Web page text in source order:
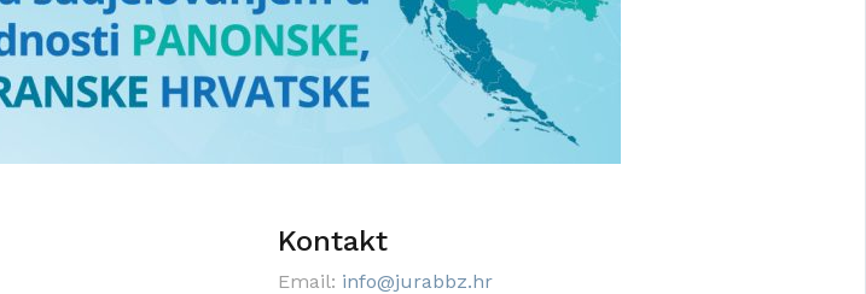
Kontakt
Email: info@jurabbz.hr